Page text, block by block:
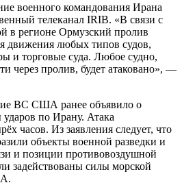
военного командования Ирана
телеканал IRIB. «В связи с
в регионе Ормузский пролив
движения любых типов судов,
и торговые суда. Любое судно,
через пролив, будет атаковано», —
ВС США ранее объявило о
по Ирану. Атака
часов. Из заявления следует, что
объекты военной разведки и
и позиции противовоздушной
задействованы силы морской